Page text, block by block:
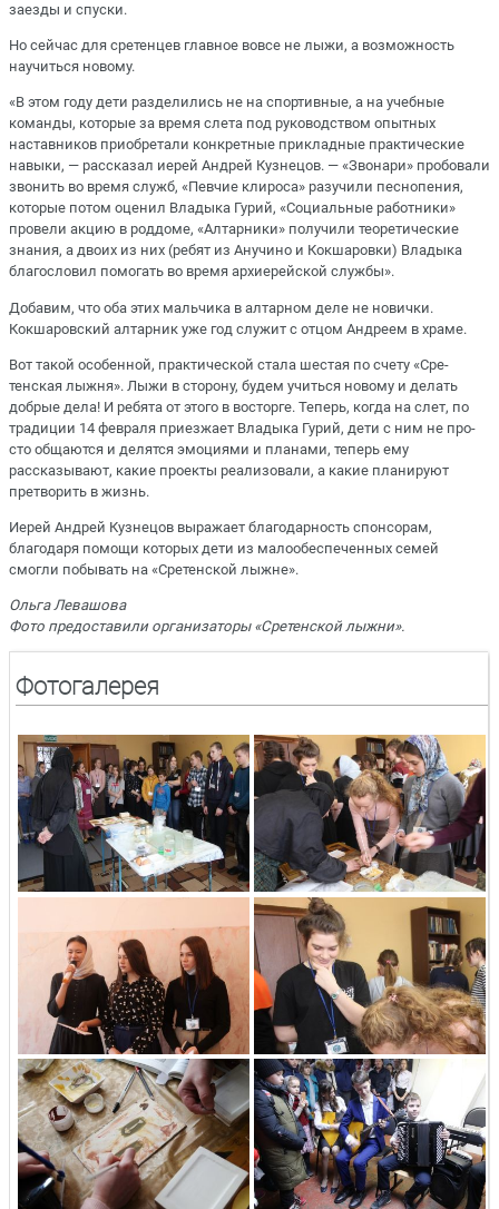
заезды и спуски.
Но сейчас для сретенцев главное вовсе не лыжи, а возможность
научиться новому.
«В этом году дети разделились не на спортивные, а на учебные
команды, которые за время слета под руководством опытных
наставников приобретали конкретные прикладные практические
навыки, — рассказал иерей Андрей Кузнецов. — «Звонари» пробовали
звонить во время служб, «Певчие клироса» разучили песнопения,
которые потом оценил Владыка Гурий, «Соци­альные работники»
провели акцию в роддоме, «Алтарники» получили теоретические
знания, а двоих из них (ребят из Анучино и Кок­шаровки) Владыка
благословил помогать во время архиерейской службы».
Добавим, что оба этих мальчика в алтарном деле не новички.
Кокшаровский алтарник уже год служит с отцом Андреем в храме.
Вот такой особенной, практической стала шестая по счету «Сре­
тенская лыжня». Лыжи в сторону, будем учиться новому и делать
добрые дела! И ребята от этого в восторге. Теперь, когда на слет, по
традиции 14 февраля приезжает Владыка Гурий, дети с ним не про­
сто общаются и делятся эмоциями и планами, теперь ему
рассказывают, какие проекты реализовали, а какие планируют
претворить в жизнь.
Иерей Андрей Кузнецов выражает благодарность спонсорам,
благодаря помощи которых дети из малообеспеченных семей
смогли побывать на «Сретенской лыжне».
Ольга Левашова
Фото предоставили организаторы «Сретенской лыжни».
Фотогалерея